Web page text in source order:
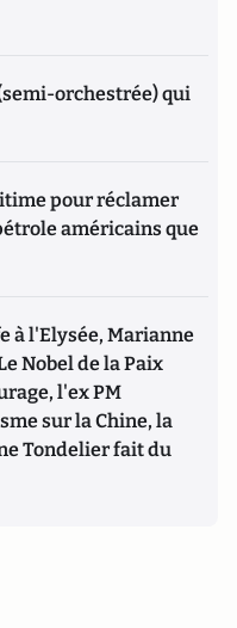
orchestrée) qui
pour réclamer
américains que
à l'Elysée, Marianne
Nobel de la Paix
l'ex PM
sur la Chine, la
Tondelier fait du